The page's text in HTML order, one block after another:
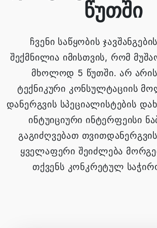
წუთში
ჩვენი საწყობის
შექმნილია იმისთვის, რომ
მხოლოდ 5 წუთში. არ
ტექნიკური კონსულტაციის
დანერგვის სპეციალისტების
ინტუიციური ინტერფეისი
გაგიძღვებათ
ყველაფერი შეიძლება
თქვენს კონკრეტულ